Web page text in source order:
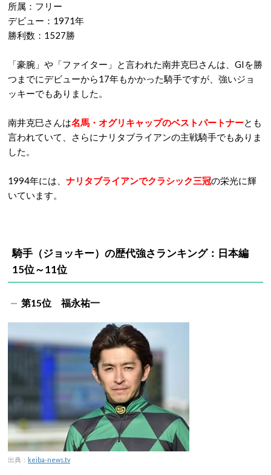
所属：フリー
デビュー：1971年
勝利数：1527勝
「豪腕」や「ファイター」と言われた南井克巳さんは、GIを勝
つまでにデビューから17年もかかった騎手ですが、強いジョ
ッキーでもありました。
南井克巳さんは名馬・オグリキャップのベストパートナーとも
言われていて、さらにナリタブライアンの主戦騎手でもありま
した。
1994年には、 ナリタブライアンでクラシック三冠の栄光に輝
いています。
騎手（ジョッキー）の歴代強さランキング：日本編
15位～11位
第15位 福永祐一
出典： keiba-news.tv